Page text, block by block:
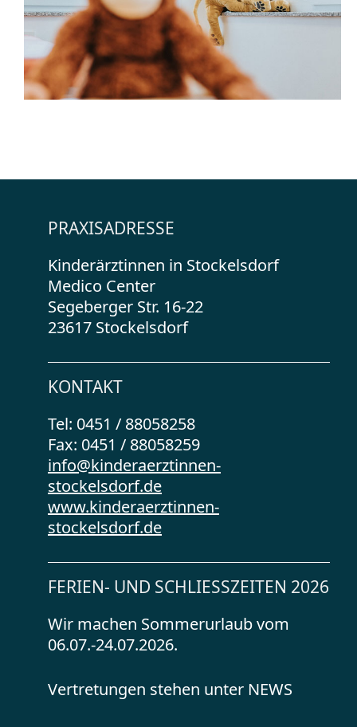
PRAXISADRESSE
Kinderärztinnen in Stockelsdorf
Medico Center
Segeberger Str. 16-22
23617 Stockelsdorf
KONTAKT
Tel: 0451 / 88058258
Fax: 0451 / 88058259
info@kinderaerztinnen-
stockelsdorf.de
www.kinderaerztinnen-
stockelsdorf.de
FERIEN- UND SCHLIESSZEITEN 2026
Wir machen Sommerurlaub vom
06.07.-24.07.2026.
Vertretungen stehen unter NEWS